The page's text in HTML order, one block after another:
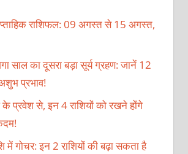
राशिफल: 09 अगस्त से 15 अगस्त,
साल का दूसरा बड़ा सूर्य ग्रहण: जानें 12
प्रभाव!
के प्रवेश से, इन 4 राशियों को रखने होंगे
में गोचर: इन 2 राशियों की बढ़ा सकता है